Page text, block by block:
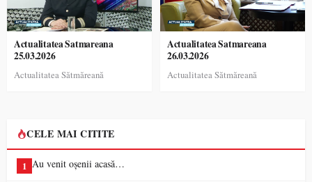
Actualitatea Satmareana
25.03.2026
Actualitatea Sătmăreană
Actualitatea Satmareana
26.03.2026
Actualitatea Sătmăreană
CELE MAI CITITE
1 Au venit oșenii acasă…